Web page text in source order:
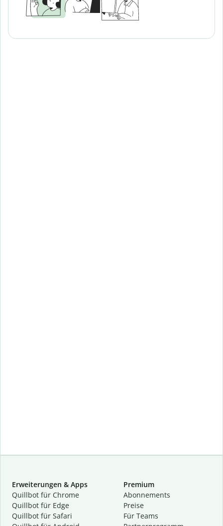
Erweiterungen & Apps
Quillbot für Chrome
Quillbot für Edge
Quillbot für Safari
Premium
Abon­ne­ments
Preise
Für Teams